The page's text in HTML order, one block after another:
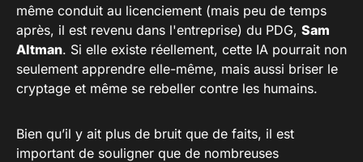
même conduit au licenciement (mais peu de temps
après, il est revenu dans l'entreprise) du PDG, Sam
Altman. Si elle existe réellement, cette IA pourrait non
seulement apprendre elle-même, mais aussi briser le
cryptage et même se rebeller contre les humains.
Bien qu’il y ait plus de bruit que de faits, il est
important de souligner que de nombreuses